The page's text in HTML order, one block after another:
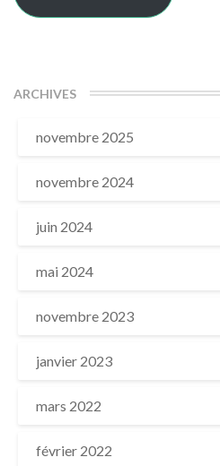
ARCHIVES
novembre 2025
novembre 2024
juin 2024
mai 2024
novembre 2023
janvier 2023
mars 2022
février 2022